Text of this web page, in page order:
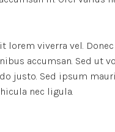
lorem viverra vel.
accumsan. Sed ut
justo. Sed ipsum
nec ligula.